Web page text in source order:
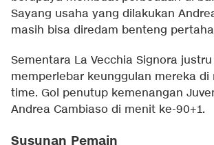
Sayang usaha yang dilakukan
masih bisa diredam benteng
Sementara La Vecchia Signora
memperlebar keunggulan mereka di
time. Gol penutup kemenangan
Andrea Cambiaso di menit ke-90+1.
Susunan Pemain